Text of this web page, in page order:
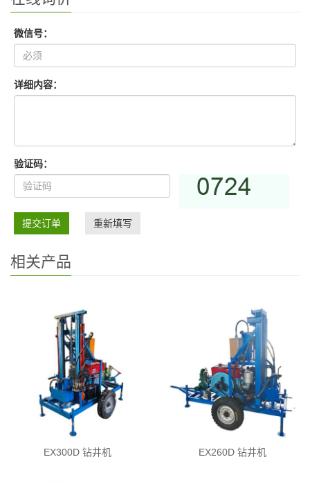
微信号：
详细内容：
验证码：
提交订单 重新填写
相关产品
EX300D 钻井机 EX260D 钻井机